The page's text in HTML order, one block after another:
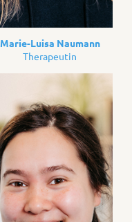
Marie-Luisa Naumann
Therapeutin